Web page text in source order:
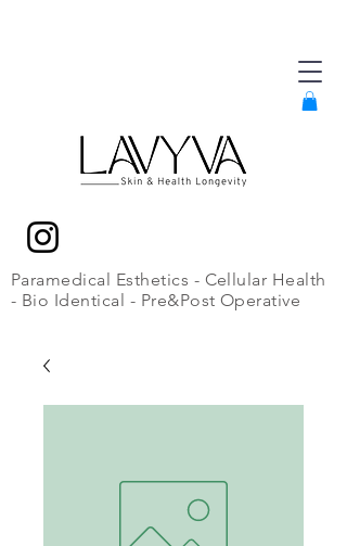
Paramedical Esthetics - Cellular Health
- Bio Identical - Pre&Post Operative